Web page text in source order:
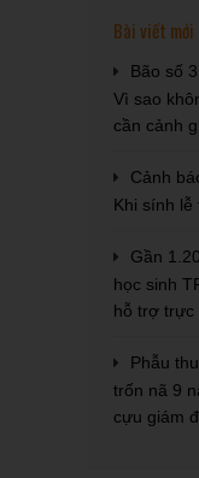
Bài viết mới
Bão số
Vì sao
cần cảnh
Cảnh
Khi sính lễ
Gần
học sinh
hỗ trợ trực
Phẫu
trốn nã 9
cựu giám